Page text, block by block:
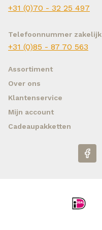
Assortiment
Over ons
Klantenservice
Mijn account
Cadeaupakketten
+31 (0)70 - 32 25 497
Telefoonnummer zakelijk
+31 (0)85 - 87 70 563